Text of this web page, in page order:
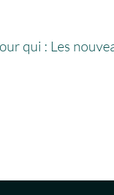
qui : Les